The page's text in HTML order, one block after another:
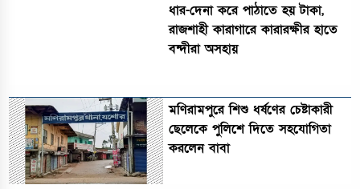
ধার-দেনা করে পাঠাতে হয় টাকা,
রাজশাহী কারাগারে কারারক্ষীর হাতে
বন্দীরা অসহায়
মণিরামপুরে শিশু ধর্ষণের চেষ্টাকারী
ছেলেকে পুলিশে দিতে সহযোগিতা
করলেন বাবা